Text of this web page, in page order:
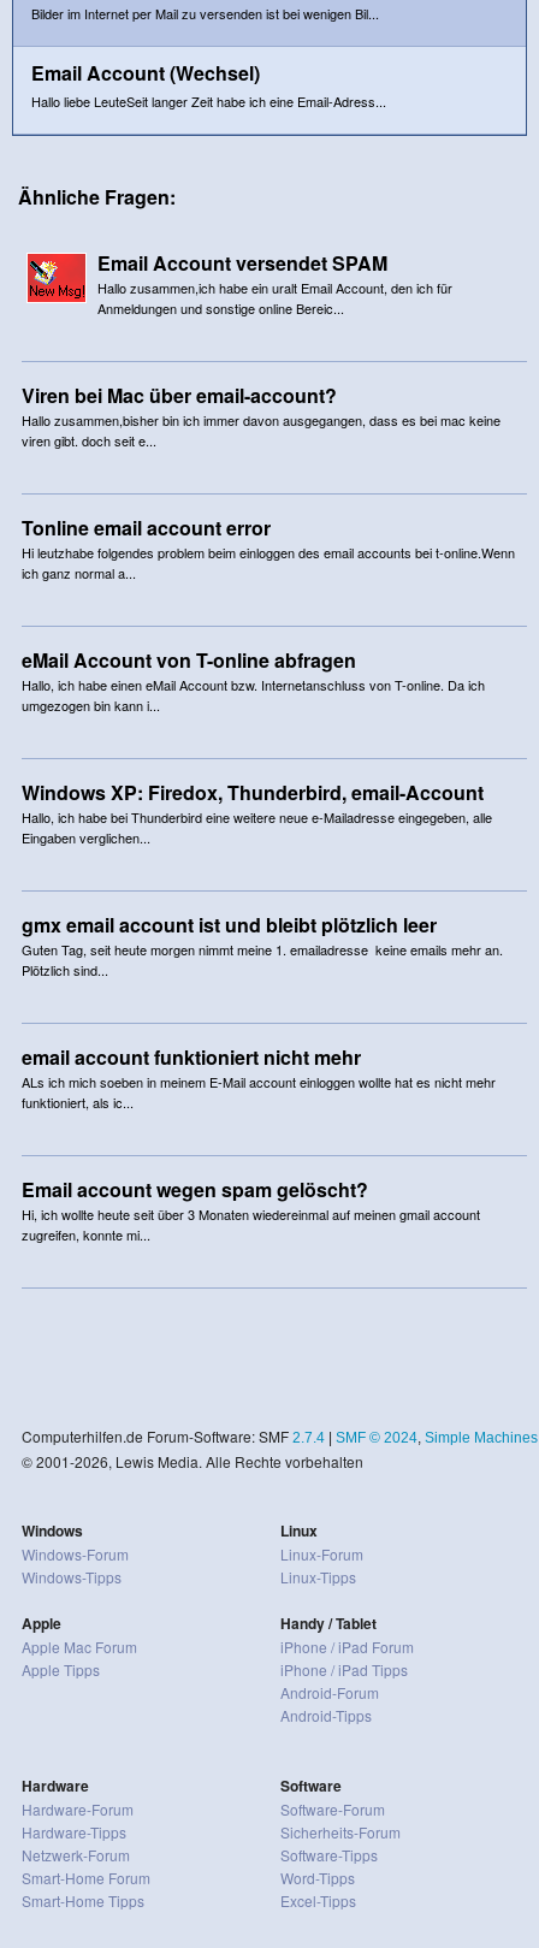
Bilder im Internet per Mail zu versenden ist bei wenigen Bil...
Email Account (Wechsel)
Hallo liebe LeuteSeit langer Zeit habe ich eine Email-Adress...
Ähnliche Fragen:
Email Account versendet SPAM
Hallo zusammen,ich habe ein uralt Email Account, den ich für
Anmeldungen und sonstige online Bereic...
Viren bei Mac über email-account?
Hallo zusammen,bisher bin ich immer davon ausgegangen, dass es bei mac keine
viren gibt. doch seit e...
Tonline email account error
Hi leutzhabe folgendes problem beim einloggen des email accounts bei t-online.Wenn
ich ganz normal a...
eMail Account von T-online abfragen
Hallo, ich habe einen eMail Account bzw. Internetanschluss von T-online. Da ich
umgezogen bin kann i...
Windows XP: Firedox, Thunderbird, email-Account
Hallo, ich habe bei Thunderbird eine weitere neue e-Mailadresse eingegeben, alle
Eingaben verglichen...
gmx email account ist und bleibt plötzlich leer
Guten Tag, seit heute morgen nimmt meine 1. emailadresse keine emails mehr an.
Plötzlich sind...
email account funktioniert nicht mehr
ALs ich mich soeben in meinem E-Mail account einloggen wollte hat es nicht mehr
funktioniert, als ic...
Email account wegen spam gelöscht?
Hi, ich wollte heute seit über 3 Monaten wiedereinmal auf meinen gmail account
zugreifen, konnte mi...
Computerhilfen.de Forum-Software: SMF 2.7.4| SMF © 2024, Simple Machines
© 2001-2026, Lewis Media. Alle Rechte vorbehalten
Windows
Windows-Forum
Windows-Tipps
Apple
Apple Mac Forum
Apple Tipps
Linux
Linux-Forum
Linux-Tipps
Handy / Tablet
iPhone / iPad Forum
iPhone / iPad Tipps
Android-Forum
Android-Tipps
Hardware
Hardware-Forum
Hardware-Tipps
Netzwerk-Forum
Smart-Home Forum
Smart-Home Tipps
Software
Software-Forum
Sicherheits-Forum
Software-Tipps
Word-Tipps
Excel-Tipps